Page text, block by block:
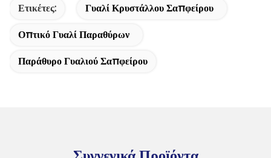
Ετικέτες:
Γυαλί Κρυστάλλου Σαπφείρου
Οπτικό Γυαλί Παραθύρων
Παράθυρο Γυαλιού Σαπφείρου